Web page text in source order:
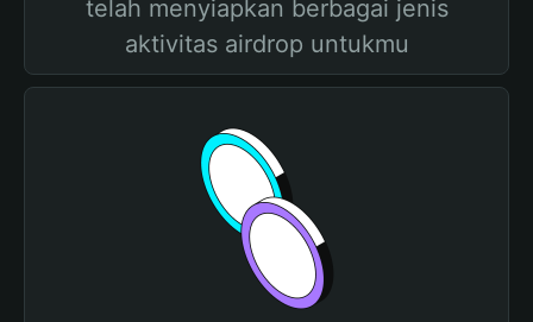
telah menyiapkan berbagai jenis
aktivitas airdrop untukmu